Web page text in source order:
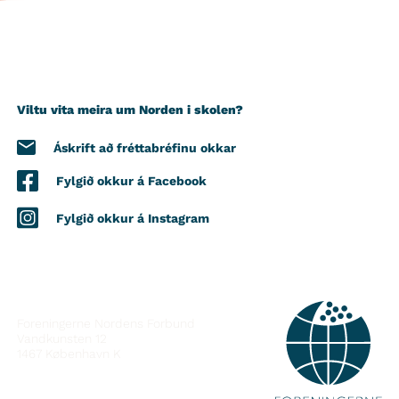
Viltu vita meira um Norden i skolen?
Áskrift að fréttabréfinu okkar
Fylgið okkur á Facebook
Fylgið okkur á Instagram